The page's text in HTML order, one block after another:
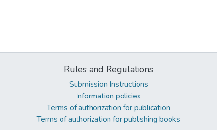
Rules and Regulations
Submission Instructions
Information policies
Terms of authorization for publication
Terms of authorization for publishing books